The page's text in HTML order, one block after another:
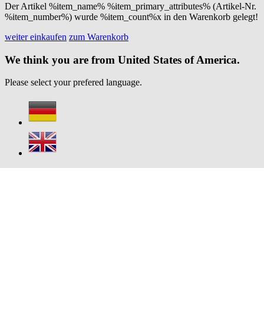
Der Artikel %item_name% %item_primary_attributes% (Artikel-Nr.
%item_number%) wurde %item_count%x in den Warenkorb gelegt!
weiter einkaufen zum Warenkorb
We think you are from United States of America.
Please select your prefered language.